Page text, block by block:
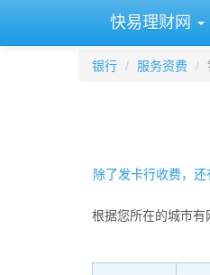
快易理财网
银行 服务资费
除了发卡行收费，
根据您所在的城市